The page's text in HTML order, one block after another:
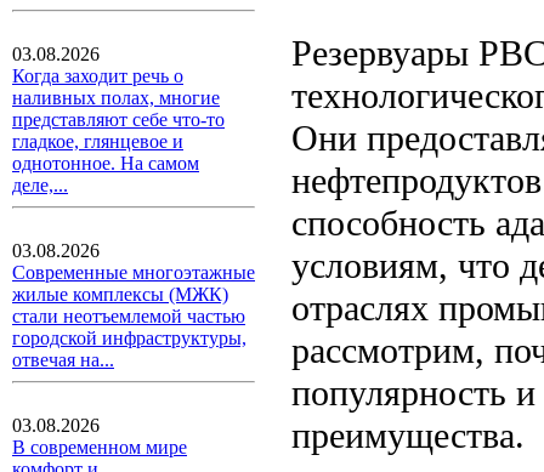
03.08.2026
Когда заходит речь о
наливных полах, многие
представляют себе что-то
гладкое, глянцевое и
однотонное. На самом
деле,...
03.08.2026
Современные многоэтажные
жилые комплексы (МЖК)
стали неотъемлемой частью
городской инфраструктуры,
отвечая на...
03.08.2026
В современном мире
Резервуары
Они
способность
условиям, что
отраслях
рассмотрим,
популярность
преимущества.